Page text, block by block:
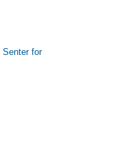
Senter for